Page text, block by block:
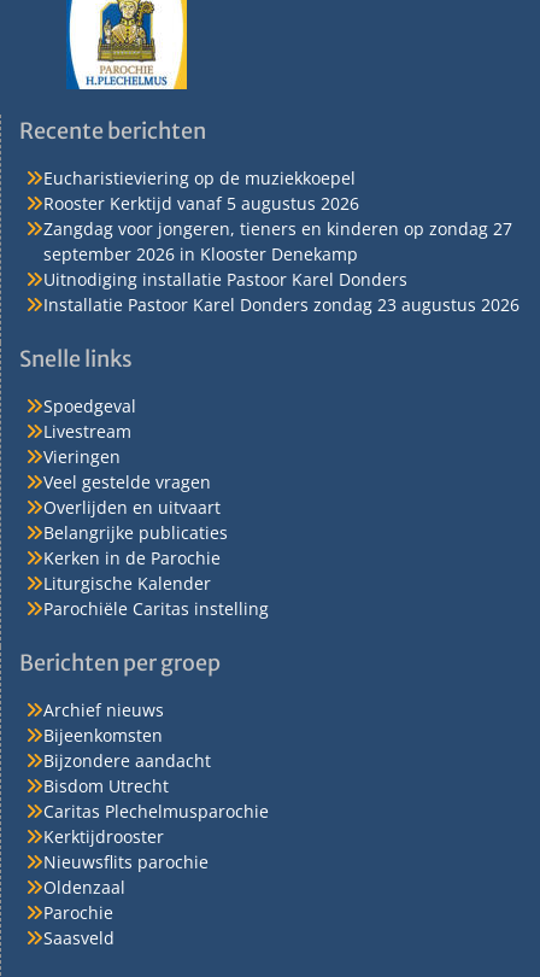
Recente berichten
Eucharistieviering op de muziekkoepel
Rooster Kerktijd vanaf 5 augustus 2026
Zangdag voor jongeren, tieners en kinderen op zondag 27
september 2026 in Klooster Denekamp
Uitnodiging installatie Pastoor Karel Donders
Installatie Pastoor Karel Donders zondag 23 augustus 2026
Snelle links
Spoedgeval
Livestream
Vieringen
Veel gestelde vragen
Overlijden en uitvaart
Belangrijke publicaties
Kerken in de Parochie
Liturgische Kalender
Parochiële Caritas instelling
Berichten per groep
Archief nieuws
Bijeenkomsten
Bijzondere aandacht
Bisdom Utrecht
Caritas Plechelmusparochie
Kerktijdrooster
Nieuwsflits parochie
Oldenzaal
Parochie
Saasveld